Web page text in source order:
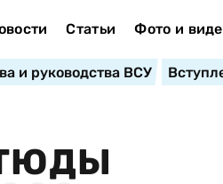
Статьи Фото и
и руководства ВСУ